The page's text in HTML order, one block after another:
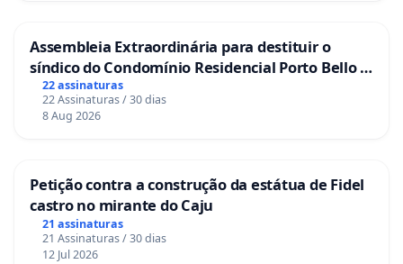
Assembleia Extraordinária para destituir o
síndico do Condomínio Residencial Porto Bello -
La Casa
22 assinaturas
22 Assinaturas / 30 dias
8 Aug 2026
Petição contra a construção da estátua de Fidel
castro no mirante do Caju
21 assinaturas
21 Assinaturas / 30 dias
12 Jul 2026